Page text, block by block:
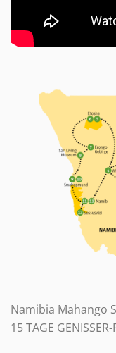
Namibia Mahango
15 TAGE GENISSER-